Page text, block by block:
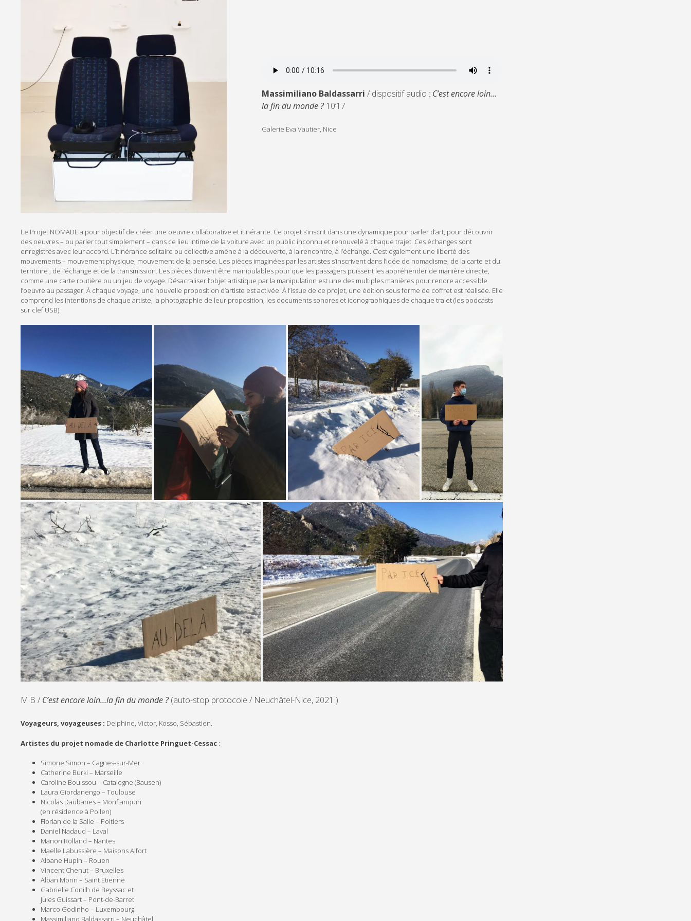
Massimiliano Baldassarri / dispositif audio : C’est encore loin…
la fin du monde ?10’17
Galerie Eva Vautier, Nice
Le Projet NOMADE a pour objectif de créer une oeuvre collaborative et itinérante. Ce projet s’inscrit dans une dynamique pour parler d’art, pour découvrir
des oeuvres – ou parler tout simplement – dans ce lieu intime de la voiture avec un public inconnu et renouvelé à chaque trajet. Ces échanges sont
enregistrés avec leur accord. L’itinérance solitaire ou collective amène à la découverte, à la rencontre, à l’échange. C’est également une liberté des
mouvements – mouvement physique, mouvement de la pensée. Les pièces imaginées par les artistes s’inscrivent dans l’idée de nomadisme, de la carte et du
territoire ; de l’échange et de la transmission. Les pièces doivent être manipulables pour que les passagers puissent les appréhender de manière directe,
comme une carte routière ou un jeu de voyage. Désacraliser l’objet artistique par la manipulation est une des multiples manières pour rendre accessible
l’oeuvre au passager. À chaque voyage, une nouvelle proposition d’artiste est activée. À l’issue de ce projet, une édition sous forme de coffret est réalisée. Elle
comprend les intentions de chaque artiste, la photographie de leur proposition, les documents sonores et iconographiques de chaque trajet (les podcasts
sur clef USB).
M.B / C’est encore loin…la fin du monde ?(auto-stop protocole / Neuchâtel-Nice, 2021 )
Voyageurs, voyageuses : Delphine, Victor, Kosso, Sébastien.
Artistes du projet nomade de Charlotte Pringuet-Cessac :
Simone Simon – Cagnes-sur-Mer
Catherine Burki – Marseille
Caroline Bouissou – Catalogne (Bausen)
Laura Giordanengo – Toulouse
Nicolas Daubanes – Monflanquin
(en résidence à Pollen)
Florian de la Salle – Poitiers
Daniel Nadaud – Laval
Manon Rolland – Nantes
Maelle Labussière – Maisons Alfort
Albane Hupin – Rouen
Vincent Chenut – Bruxelles
Alban Morin – Saint Etienne
Gabrielle Conilh de Beyssac et
Jules Guissart – Pont-de-Barret
Marco Godinho – Luxembourg
Massimiliano Baldassarri – Neuchâtel